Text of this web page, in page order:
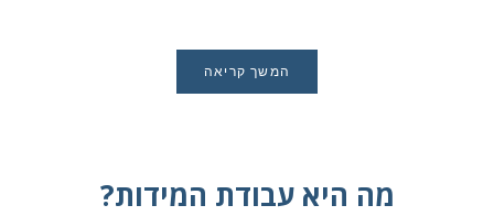
המשך קריאה
מה היא עבודת המידות?